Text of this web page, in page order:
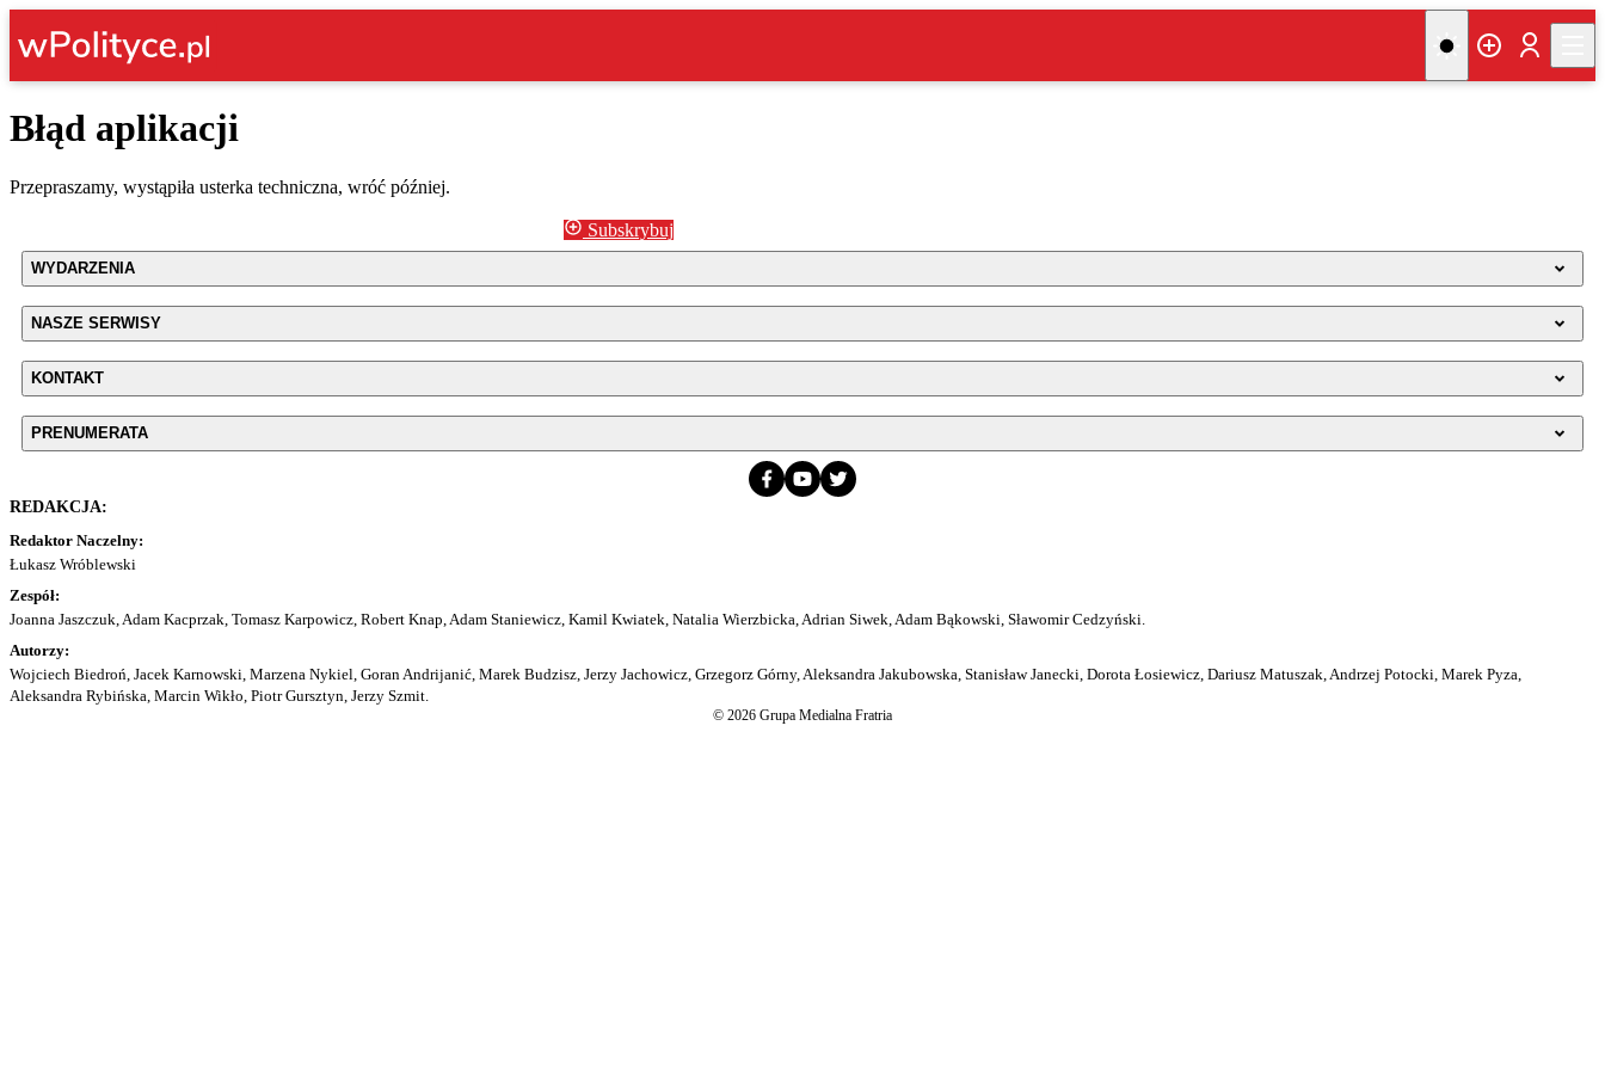
Błąd aplikacji
Przepraszamy, wystąpiła usterka techniczna, wróć później.
Subskrybuj
WYDARZENIA
NASZE SERWISY
KONTAKT
PRENUMERATA
REDAKCJA:
Redaktor Naczelny:
Łukasz Wróblewski
Zespół:
Joanna Jaszczuk, Adam Kacprzak, Tomasz Karpowicz, Robert Knap, Adam Staniewicz, Kamil Kwiatek, Natalia Wierzbicka, Adrian Siwek, Adam Bąkowski, Sławomir Cedzyński.
Autorzy:
Wojciech Biedroń, Jacek Karnowski, Marzena Nykiel, Goran Andrijanić, Marek Budzisz, Jerzy Jachowicz, Grzegorz Górny, Aleksandra Jakubowska, Stanisław Janecki, Dorota Łosiewicz, Dariusz Matuszak, Andrzej Potocki, Marek Pyza,
Aleksandra Rybińska, Marcin Wikło, Piotr Gursztyn, Jerzy Szmit.
© 2026 Grupa Medialna Fratria